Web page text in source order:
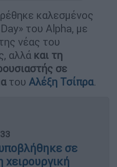
καλεσμένος
του Alpha, με
νέας του
αλλά και τη
σε
του Αλέξη Τσίπρα.
σε